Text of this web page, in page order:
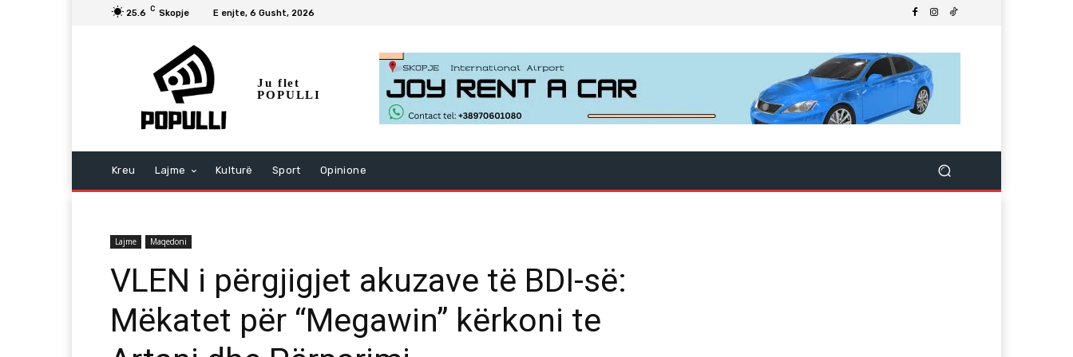
25.6 C Skopje E enjte, 6 Gusht, 2026
Ju flet
POPULLI
Kreu Lajme Kulturë Sport Opinione
Lajme Maqedoni
VLEN i përgjigjet akuzave të BDI-së:
Mëkatet për “Megawin” kërkoni te